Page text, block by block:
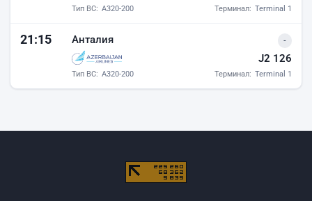
Тип ВС: A320-200 Терминал: Terminal 1
21:15
Анталия
J2 126
Тип ВС: A320-200 Терминал: Terminal 1
-